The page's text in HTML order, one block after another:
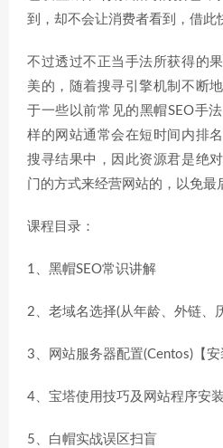
到，却不会让消费者看到，借此
不过透过不正当手法所获得的
美的，随着搜寻引擎机制不断
于一些以前常见的黑帽SEO手
样的网站通常会在短时间内排
搜寻结果中，因此资源君是绝
门的方式来经营网站的，以免最
课程目录：
1、黑帽SEO常识讲解
2、老域名选择(从年龄、外链、
3、网站服务器配置(Centos)【安
4、宝塔使用技巧及网站程序安
5、白帽实战误区扫盲